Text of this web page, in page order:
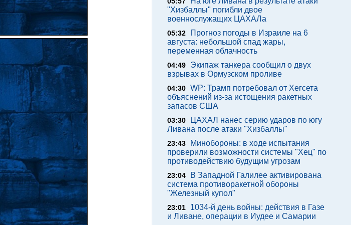
"Хизбаллы" погибли двое
военнослужащих ЦАХАЛа
05:32
Прогноз погоды в Израиле на 6
августа: небольшой спад жары,
переменная облачность
04:49
Экипаж танкера сообщил о двух
взрывах в Ормузском проливе
04:30 WP: Трамп потребовал от Хегсета
объяснений из-за истощения ракетных
запасов США
03:30
ЦАХАЛ нанес серию ударов по югу
Ливана после атаки "Хизбаллы"
23:43
Минобороны: в ходе испытания
проверили возможности системы "Хец" по
противодействию будущим угрозам
23:04
В Западной Галилее активирована
система противоракетной обороны
"Железный купол"
23:01
1034-й день войны: действия в Газе
и Ливане, операции в Иудее и Самарии